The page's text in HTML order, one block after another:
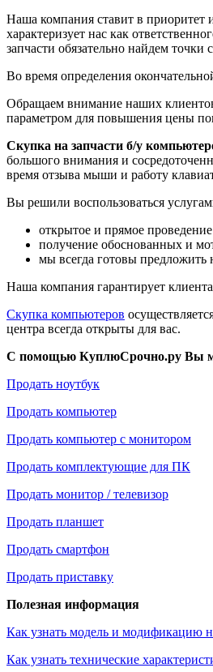
Наша компания ставит в приоритет
характеризует нас как
запчасти обязательно найдем точки
Во время определения
Обращаем внимание наших клиентов
параметром для повышения цены
Скупка на запчасти б/у
большого внимания и
время отзыва мыши и работу
Вы решили воспользоваться
открытое и прямое
получение обоснованных и
мы всегда готовы предложить
Наша компания гарантирует
Скупка компьютеров
центра всегда открыты для вас.
С помощью КуплюСрочно.ру Вы
Продать ноутбук
Продать компьютер
Продать компьютер с монитором
Продать комплектующие для ПК
Продать монитор / телевизор
Продать планшет
Продать смартфон
Продать приставку
Полезная информация
Как узнать модель и модификацию
Как узнать технические